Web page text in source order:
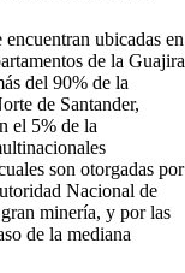
ubicadas en
de la Guajira
del 90% de la
de Santander,
el 5% de la
son otorgadas por
Nacional de
minería, y por las
de la mediana